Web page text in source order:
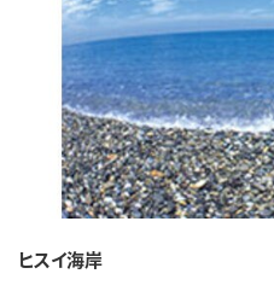
ヒスイ海岸